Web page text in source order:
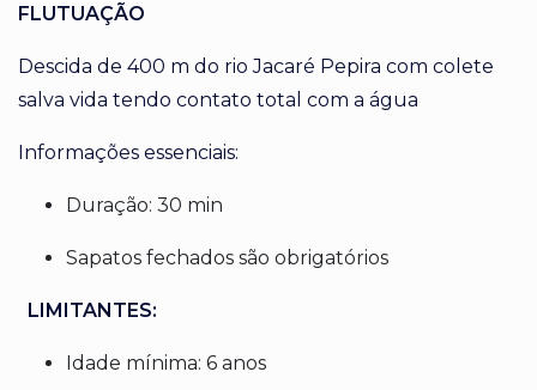
FLUTUAÇÃO
Descida de 400 m do rio Jacaré Pepira com colete
salva vida tendo contato total com a água
Informações essenciais:
Duração: 30 min
Sapatos fechados são obrigatórios
LIMITANTES:
Idade mínima: 6 anos